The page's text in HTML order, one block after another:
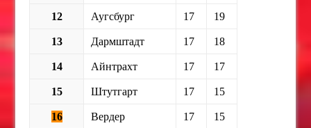
12 Аугсбург 17 19
13 Дармштадт 17 18
14 Айнтрахт 17 17
15 Штутгарт 17 15
16 Вердер 17 15